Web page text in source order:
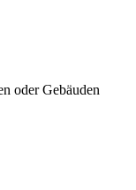
oder Gebäuden